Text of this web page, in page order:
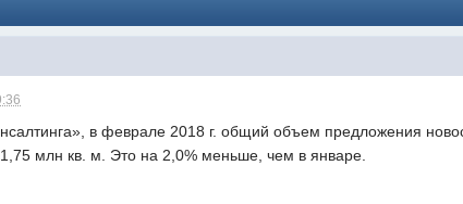
в феврале 2018 г. общий объем предложения
млн кв. м. Это на 2,0% меньше, чем в январе.